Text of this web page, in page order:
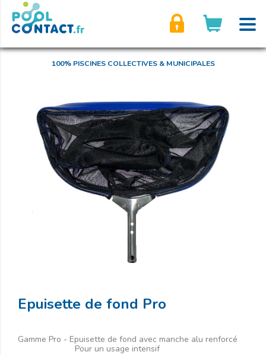
100% PISCINES COLLECTIVES & MUNICIPALES
Epuisette de fond Pro
Gamme Pro - Epuisette de fond avec manche alu renforcé
Pour un usage intensif